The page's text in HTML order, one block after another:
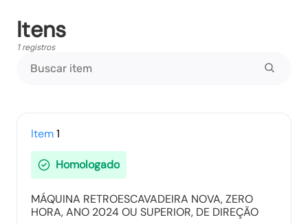
Ata Parcial
Tipo:Documento
Ata Final
Termo de Adjudicação
Itens
1 registros
Item1
Homologado
MÁQUINA RETROESCAVADEIRA NOVA, ZERO
HORA, ANO 2024 OU SUPERIOR, DE DIREÇÃO